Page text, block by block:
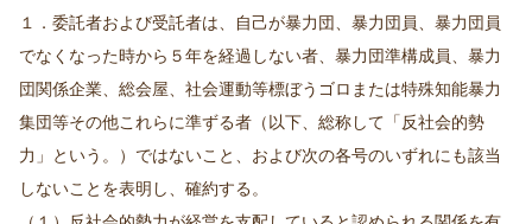
１．委託者および受託者は、自己が暴力団、暴力団員、暴力団員
でなくなった時から５年を経過しない者、暴力団準構成員、暴力
団関係企業、総会屋、社会運動等標ぼうゴロまたは特殊知能暴力
集団等その他これらに準ずる者（以下、総称して「反社会的勢
力」という。）ではないこと、および次の各号のいずれにも該当
しないことを表明し、確約する。